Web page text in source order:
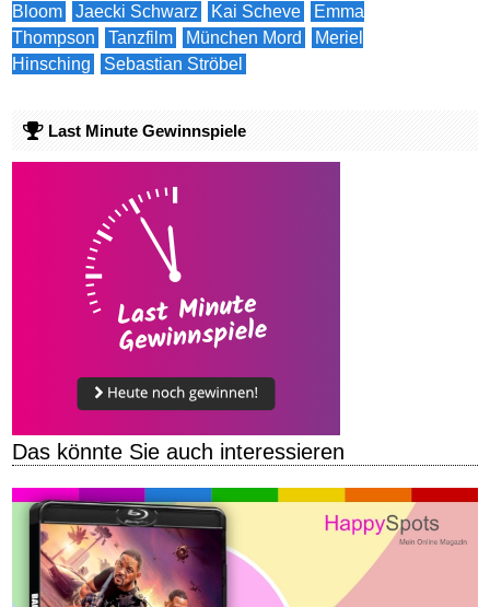
Bloom
Jaecki Schwarz Kai Scheve
Emma
Thompson
Tanzfilm München Mord
Meriel
Hinsching
Sebastian Ströbel
Last Minute Gewinnspiele
Das könnte Sie auch interessieren